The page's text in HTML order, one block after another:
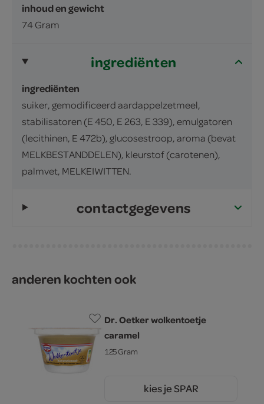
inhoud en gewicht
74 Gram
ingrediënten
ingrediënten
suiker, gemodificeerd aardappelzetmeel,
stabilisatoren (E 450, E 263, E 339), emulgatoren
(lecithinen, E 472b), glucosestroop, aroma (bevat
MELKBESTANDDELEN), kleurstof (carotenen),
palmvet, MELKEIWITTEN.
contactgegevens
anderen kochten ook
Dr. Oetker wolkentoetje
caramel
125 Gram
kies je SPAR